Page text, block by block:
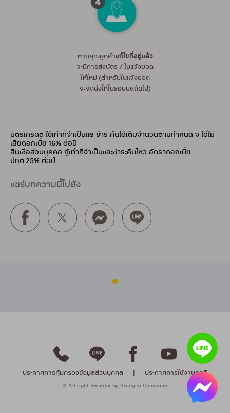
หากคุณลูกค้าแก้ไขที่อยู่แล้ว
จะมีการส่งบัตร / ใบแจ้งยอด
ให้ใหม่ (สำหรับใบแจ้งยอด
จะจัดส่งให้ในรอบบิลถัดไป)
บัตรเครดิต ใช้เท่าที่จำเป็นและชำระคืนได้เต็มจำนวนตามกำหนด จะได้ไม่
เสียดอกเบี้ย 16% ต่อปี
สินเชื่อส่วนบุคคล กู้เท่าที่จำเป็นและชำระคืนไหว อัตราดอกเบี้ย
ปกติ 25% ต่อปี
แชร์บทความนี้ไปยัง
ประกาศการคุ้มครองข้อมูลส่วนบุคคล | ประกาศการใช้งานคุกกี้
© All right Reserve by Krungsri Consumer